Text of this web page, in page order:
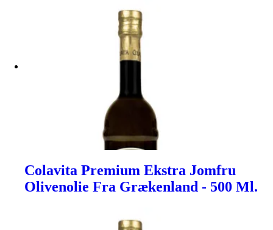
Colavita Premium Ekstra Jomfru
Olivenolie Fra Grækenland - 500 Ml.